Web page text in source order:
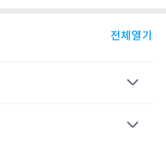
전체열기